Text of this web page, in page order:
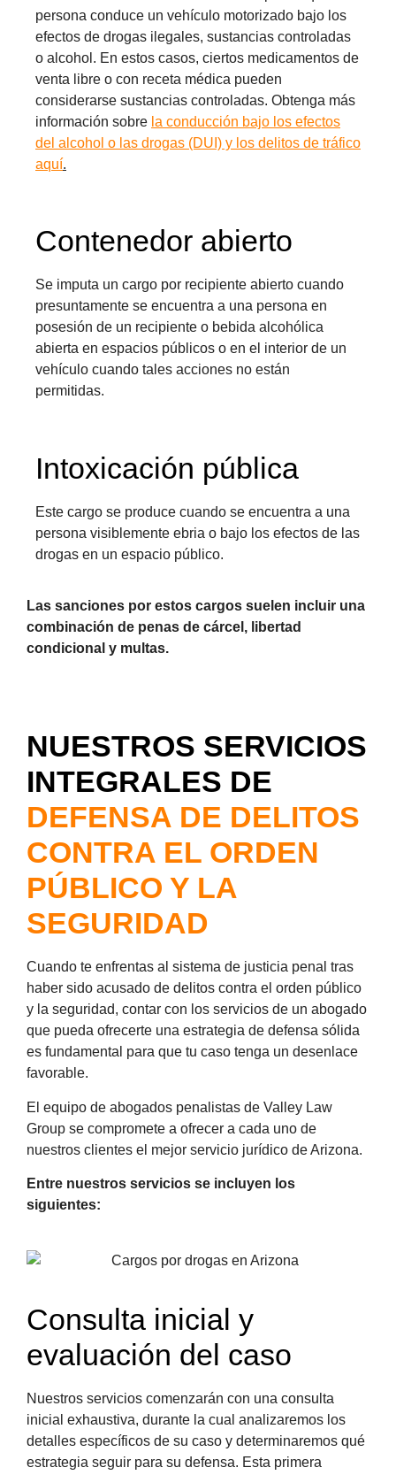
persona conduce un vehículo motorizado bajo los
efectos de drogas ilegales, sustancias controladas
o alcohol. En estos casos, ciertos medicamentos de
venta libre o con receta médica pueden
considerarse sustancias controladas. Obtenga más
información sobre la conducción bajo los efectos
del alcohol o las drogas (DUI) y los delitos de tráfico
aquí.
Contenedor abierto
Se imputa un cargo por recipiente abierto cuando
presuntamente se encuentra a una persona en
posesión de un recipiente o bebida alcohólica
abierta en espacios públicos o en el interior de un
vehículo cuando tales acciones no están
permitidas.
Intoxicación pública
Este cargo se produce cuando se encuentra a una
persona visiblemente ebria o bajo los efectos de las
drogas en un espacio público.
Las sanciones por estos cargos suelen incluir una
combinación de penas de cárcel, libertad
condicional y multas.
NUESTROS SERVICIOS
INTEGRALES DE
DEFENSA DE DELITOS
CONTRA EL ORDEN
PÚBLICO Y LA
SEGURIDAD
Cuando te enfrentas al sistema de justicia penal tras
haber sido acusado de delitos contra el orden público
y la seguridad, contar con los servicios de un abogado
que pueda ofrecerte una estrategia de defensa sólida
es fundamental para que tu caso tenga un desenlace
favorable.
El equipo de abogados penalistas de Valley Law
Group se compromete a ofrecer a cada uno de
nuestros clientes el mejor servicio jurídico de Arizona.
Entre nuestros servicios se incluyen los
siguientes:
Consulta inicial y
evaluación del caso
Nuestros servicios comenzarán con una consulta
inicial exhaustiva, durante la cual analizaremos los
detalles específicos de su caso y determinaremos qué
estrategia seguir para su defensa. Esta primera